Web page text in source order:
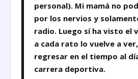
personal). Mi mamá no
por los nervios y
radio. Luego sí ha visto el
a cada rato lo vuelve a
regresar en el tiempo al
carrera deportiva.